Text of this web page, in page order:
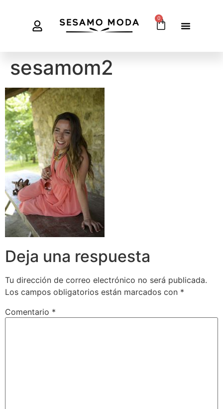
0
sesamom2
Deja una respuesta
Tu dirección de correo electrónico no será publicada.
Los campos obligatorios están marcados con *
Comentario *